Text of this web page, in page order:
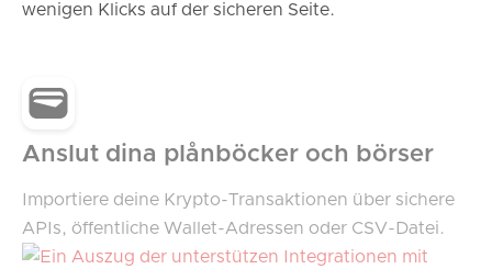
wenigen Klicks auf der sicheren Seite.
Anslut dina plånböcker och börser
Importiere deine Krypto-Transaktionen über sichere
APIs, öffentliche Wallet-Adressen oder CSV-Datei.